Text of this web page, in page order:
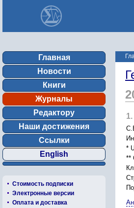
Главная
Новости
Книги
Журналы
Редактору
Наши достижения
Ссылки
English
Стоимость подписки
Электронные версии
Оплата и доставка
1.
*
**